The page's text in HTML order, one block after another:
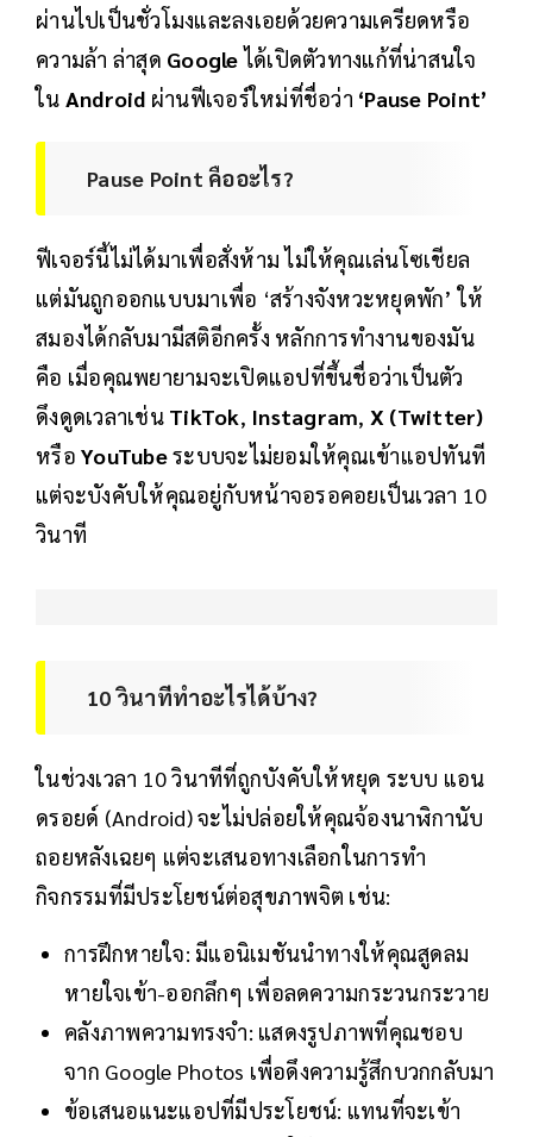
ผ่านไปเป็นชั่วโมงและลงเอยด้วยความเครียดหรือ
ความล้า ล่าสุด Google ได้เปิดตัวทางแก้ที่น่าสนใจ
ใน Android ผ่านฟีเจอร์ใหม่ที่ชื่อว่า ‘Pause Point’
Pause Point คืออะไร?
ฟีเจอร์นี้ไม่ได้มาเพื่อสั่งห้าม ไม่ให้คุณเล่นโซเชียล
แต่มันถูกออกแบบมาเพื่อ ‘สร้างจังหวะหยุดพัก’ ให้
สมองได้กลับมามีสติอีกครั้ง หลักการทำงานของมัน
คือ เมื่อคุณพยายามจะเปิดแอปที่ขึ้นชื่อว่าเป็นตัว
ดึงดูดเวลาเช่น TikTok, Instagram, X (Twitter)
หรือ YouTubeระบบจะไม่ยอมให้คุณเข้าแอปทันที
แต่จะบังคับให้คุณอยู่กับหน้าจอรอคอยเป็นเวลา 10
วินาที
10 วินาทีทำอะไรได้บ้าง?
ในช่วงเวลา 10 วินาทีที่ถูกบังคับให้หยุด ระบบ แอน
ดรอยด์ (Android) จะไม่ปล่อยให้คุณจ้องนาฬิกานับ
ถอยหลังเฉยๆ แต่จะเสนอทางเลือกในการทำ
กิจกรรมที่มีประโยชน์ต่อสุขภาพจิต เช่น:
การฝึกหายใจ: มีแอนิเมชันนำทางให้คุณสูดลม
หายใจเข้า-ออกลึกๆ เพื่อลดความกระวนกระวาย
คลังภาพความทรงจำ: แสดงรูปภาพที่คุณชอบ
จาก Google Photos เพื่อดึงความรู้สึกบวกกลับมา
ข้อเสนอแนะแอปที่มีประโยชน์: แทนที่จะเข้า